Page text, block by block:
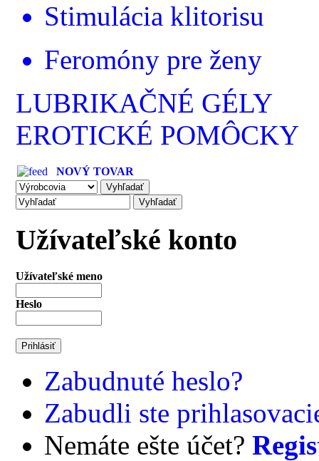
Stimulácia klitorisu
Feromóny pre ženy
LUBRIKAČNÉ GÉLY
EROTICKÉ POMÔCKY
NOVÝ TOVAR
Užívateľské konto
Užívateľské meno
Heslo
Zabudnuté heslo?
Zabudli ste
Nemáte ešte účet?